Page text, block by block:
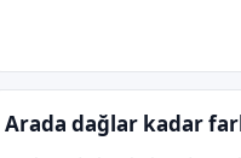
Arada dağlar kadar